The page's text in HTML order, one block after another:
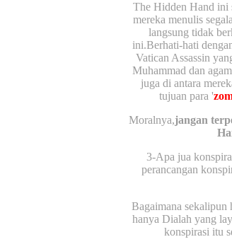
The Hidden Hand ini
mereka menulis
langsung tidak
ini.Berhati-hati
Vatican Assassin
Muhammad dan
juga di antara
tujuan para '
Moralnya,jangan
3-Apa jua
perancangan
Bagaimana sekalipun
hanya Dialah yang
konspirasi itu